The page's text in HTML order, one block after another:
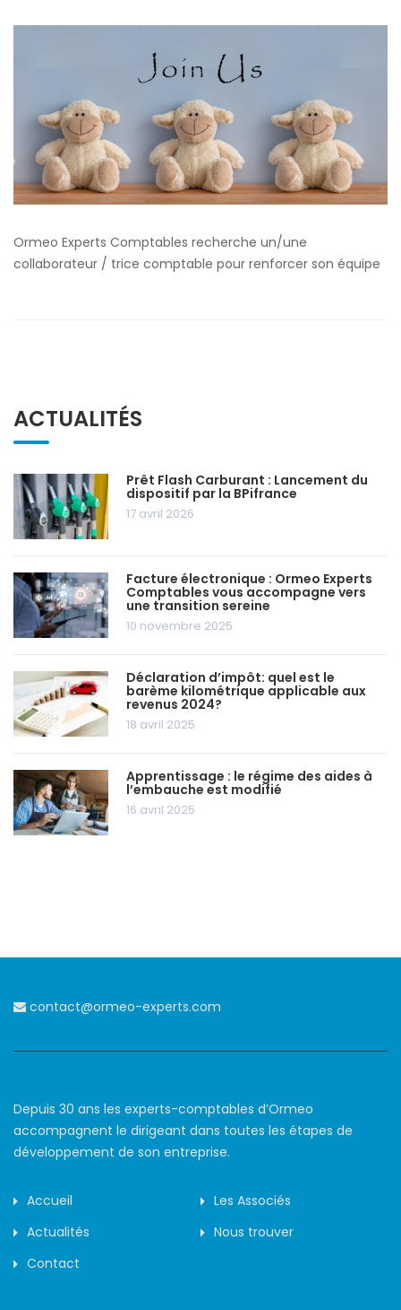
Ormeo Experts Comptables recherche un/une
collaborateur / trice comptable pour renforcer son équipe
ACTUALITÉS
Prêt Flash Carburant : Lancement du
dispositif par la BPifrance
17 avril 2026
Facture électronique : Ormeo Experts
Comptables vous accompagne vers
une transition sereine
10 novembre 2025
Déclaration d’impôt: quel est le
barème kilométrique applicable aux
revenus 2024?
18 avril 2025
Apprentissage : le régime des aides à
l’embauche est modifié
16 avril 2025
contact@ormeo-experts.com
Depuis 30 ans les experts-comptables d’Ormeo
accompagnent le dirigeant dans toutes les étapes de
développement de son entreprise.
Accueil
Les Associés
Actualités
Nous trouver
Contact